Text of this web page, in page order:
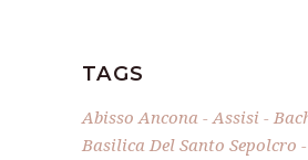
TAGS
Abisso Ancona Assisi
Basilica Del Santo Sepolcro